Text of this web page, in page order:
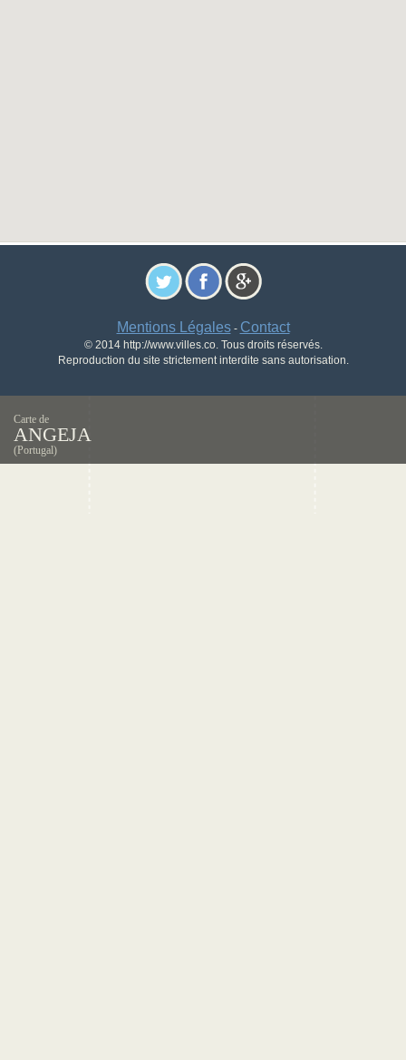
Mentions Légales- Contact
© 2014 http://www.villes.co. Tous droits réservés.
Reproduction du site strictement interdite sans autorisation.
Carte de
ANGEJA
(Portugal)